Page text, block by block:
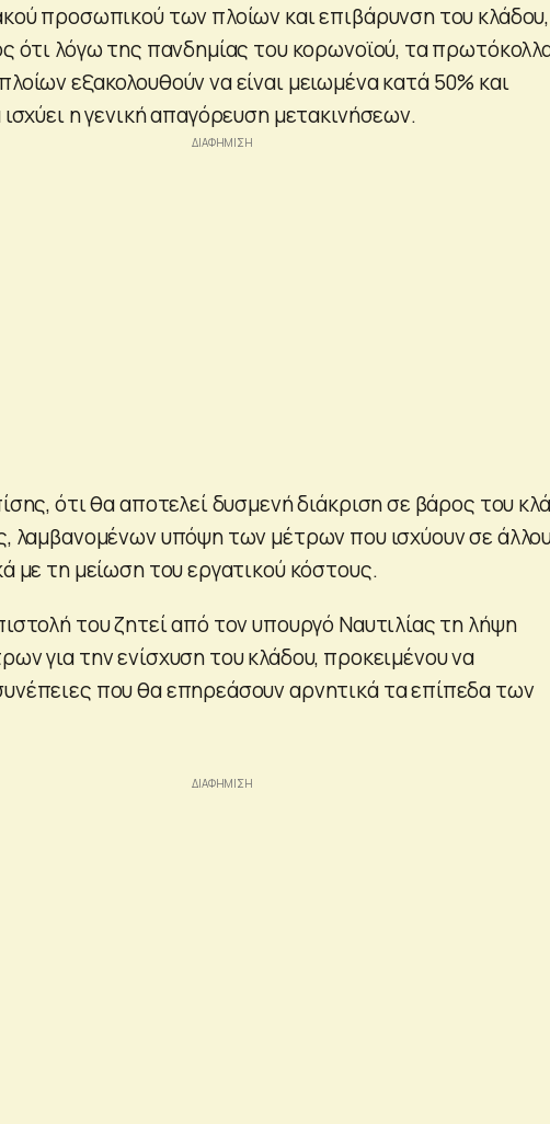
προσωπικού των πλοίων και επιβάρυνση του κλάδου,
ότι λόγω της πανδημίας του κορωνοϊού, τα
εξακολουθούν να είναι μειωμένα κατά 50% και
η γενική απαγόρευση μετακινήσεων.
ότι θα αποτελεί δυσμενή διάκριση σε βάρος του
λαμβανομένων υπόψη των μέτρων που ισχύουν σε
με τη μείωση του εργατικού κόστους.
του ζητεί από τον υπουργό Ναυτιλίας τη λήψη
για την ενίσχυση του κλάδου, προκειμένου να
που θα επηρεάσουν αρνητικά τα επίπεδα των